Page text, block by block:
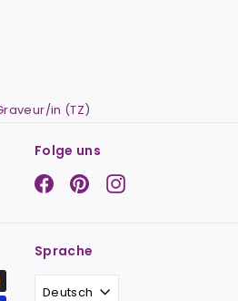
in (TZ)
Folge uns
Facebook
PinterestInstagram
Sprache
Deutsch